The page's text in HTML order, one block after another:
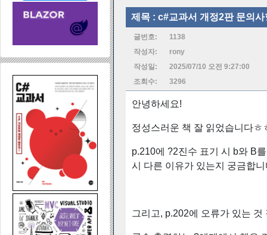
제목 : c#교과서 개정2판 문의사
글번호:
1138
작성자:
rony
작성일:
2025/07/10 오전 9:27:00
조회수:
3296
안녕하세요!
정성스러운 책 잘 읽었습니다
p.210에 ?2진수 표기 시 b와 B
시 다른 이유가 있는지 궁금합니
그리고, p.202에 오류가 있는 것